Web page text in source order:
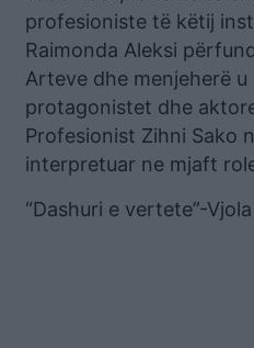
profesioniste të këtij
Raimonda Aleksi
Arteve dhe menjeherë u
protagonistet dhe
Profesionist Zihni Sako
interpretuar ne mjaft
“Dashuri e vertete”-Vjola